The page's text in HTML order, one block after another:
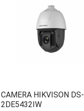
CAMERA HIKVISON DS-
2DE5432IW